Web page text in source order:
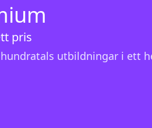
pris
utbildningar i ett